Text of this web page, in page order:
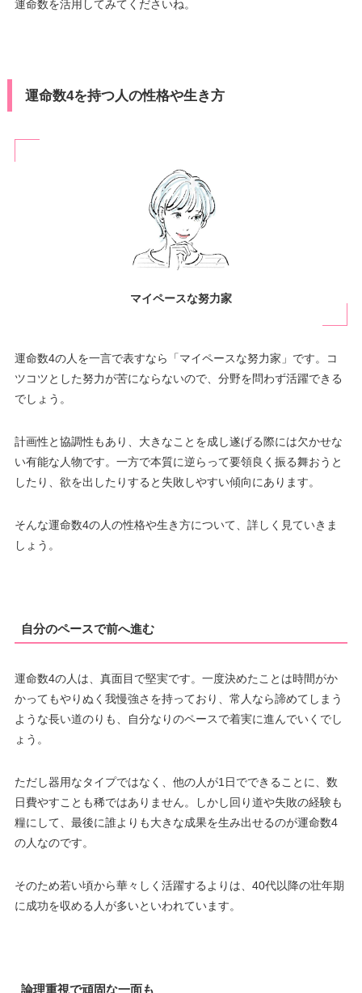
運命数を活用してみてくださいね。
運命数4を持つ人の性格や生き方
マイペースな努力家
運命数4の人を一言で表すなら「マイペースな努力家」です。コ
ツコツとした努力が苦にならないので、分野を問わず活躍できる
でしょう。
計画性と協調性もあり、大きなことを成し遂げる際には欠かせな
い有能な人物です。一方で本質に逆らって要領良く振る舞おうと
したり、欲を出したりすると失敗しやすい傾向にあります。
そんな運命数4の人の性格や生き方について、詳しく見ていきま
しょう。
自分のペースで前へ進む
運命数4の人は、真面目で堅実です。一度決めたことは時間がか
かってもやりぬく我慢強さを持っており、常人なら諦めてしまう
ような長い道のりも、自分なりのペースで着実に進んでいくでし
ょう。
ただし器用なタイプではなく、他の人が1日でできることに、数
日費やすことも稀ではありません。しかし回り道や失敗の経験も
糧にして、最後に誰よりも大きな成果を生み出せるのが運命数4
の人なのです。
そのため若い頃から華々しく活躍するよりは、40代以降の壮年期
に成功を収める人が多いといわれています。
論理重視で頑固な一面も